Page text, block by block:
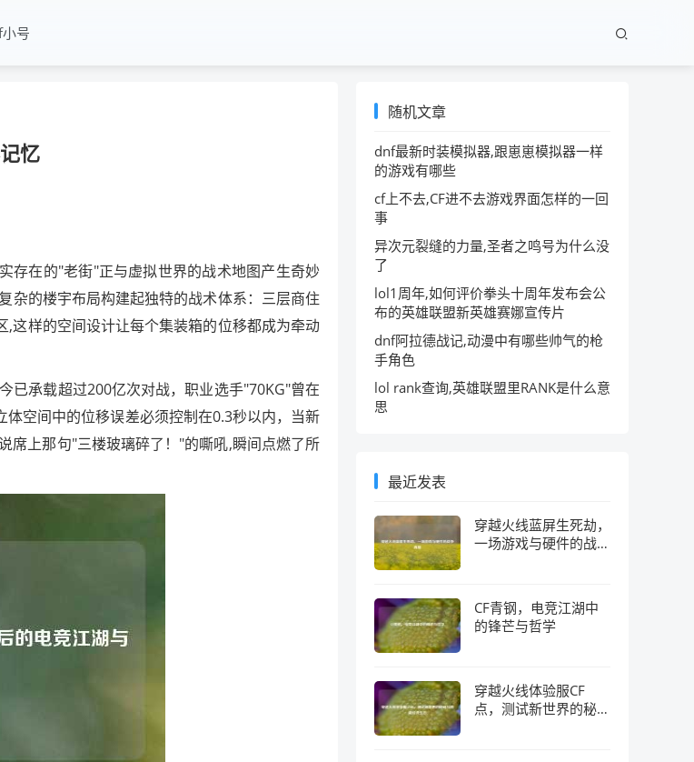
号
忆
存在的"老街"正与虚拟世界的战术地图产生奇妙
杂的楼宇布局构建起独特的战术体系：三层商住
这样的空间设计让每个集装箱的位移都成为牵动
已承载超过200亿次对战，职业选手"70KG"曾在
空间中的位移误差必须控制在0.3秒以内，当新
席上那句"三楼玻璃碎了！"的嘶吼,瞬间点燃了所
随机文章
dnf最新时装模拟器,跟崽崽模拟器一样
的游戏有哪些
cf上不去,CF进不去游戏界面怎样的一回
事
异次元裂缝的力量,圣者之鸣号为什么没
了
lol1周年,如何评价拳头十周年发布会公
布的英雄联盟新英雄赛娜宣传片
dnf阿拉德战记,动漫中有哪些帅气的枪
手角色
lol rank查询,英雄联盟里RANK是什么意
思
最近发表
穿越火线蓝屏生死劫，
一场游戏与硬件的战争
CF青钢，电竞江湖中
的锋芒与哲学
穿越火线体验服CF
点，测试新世界的秘钥